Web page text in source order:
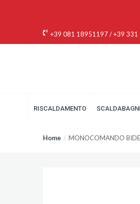
+39 081 18951197/+39 331
RISCALDAMENTO SCALDABAGNI
Home MONOCOMANDO